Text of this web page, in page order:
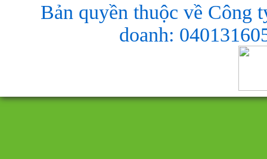
Bản quyền thuộc về Công
doanh: